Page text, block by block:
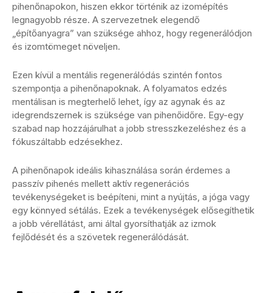
pihenőnapokon, hiszen ekkor történik az izomépítés
legnagyobb része. A szervezetnek elegendő
„építőanyagra” van szüksége ahhoz, hogy regenerálódjon
és izomtömeget növeljen.
Ezen kívül a mentális regenerálódás szintén fontos
szempontja a pihenőnapoknak. A folyamatos edzés
mentálisan is megterhelő lehet, így az agynak és az
idegrendszernek is szüksége van pihenőidőre. Egy-egy
szabad nap hozzájárulhat a jobb stresszkezeléshez és a
fókuszáltabb edzésekhez.
A pihenőnapok ideális kihasználása során érdemes a
passzív pihenés mellett aktív regenerációs
tevékenységeket is beépíteni, mint a nyújtás, a jóga vagy
egy könnyed sétálás. Ezek a tevékenységek elősegíthetik
a jobb vérellátást, ami által gyorsíthatják az izmok
fejlődését és a szövetek regenerálódását.